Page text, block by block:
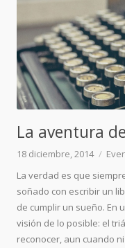
La aventura
18 diciembre, 2014
La verdad es que
soñado con escribir un
de cumplir un sueño. En
visión de lo posible: el
reconocer, aun cuando